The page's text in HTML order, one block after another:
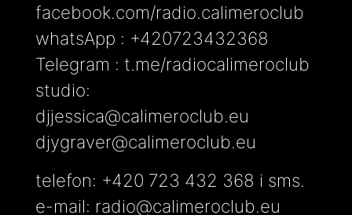
facebook.com/radio.calimeroclub
whatsApp : +420723432368
Telegram : t.me/radiocalimeroclub
studio:
djjessica@calimeroclub.eu
djygraver@calimeroclub.eu
telefon: +420 723 432 368 i sms.
e-mail: radio@calimeroclub.eu